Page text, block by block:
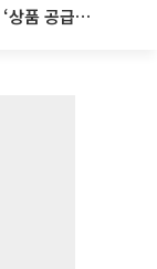
‘회생 D-3주’ 홈플러스, 영업 재개에도 ‘상품 공급망’ 복구가 생존 관건